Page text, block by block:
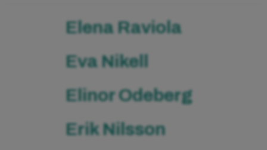
Elena Raviola
Eva Nikell
Elinor Odeberg
Erik Nilsson